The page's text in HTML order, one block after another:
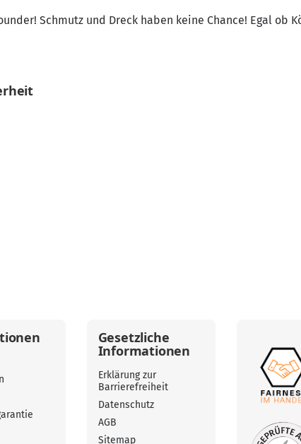
Schmutz und Dreck haben keine Chance! Egal ob
Gesetzliche
Informationen
Erklärung zur
Barrierefreiheit
Datenschutz
AGB
Sitemap